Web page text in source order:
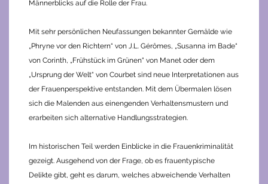
Männerblicks auf die Rolle der Frau.
Mit sehr persönlichen Neufassungen bekannter Gemälde wie
„Phryne vor den Richtern“ von J.L. Gérômes, „Susanna im Bade“
von Corinth, „Frühstück im Grünen“ von Manet oder dem
„Ursprung der Welt“ von Courbet sind neue Interpretationen aus
der Frauenperspektive entstanden. Mit dem Übermalen lösen
sich die Malenden aus einengenden Verhaltensmustern und
erarbeiten sich alternative Handlungsstrategien.
Im historischen Teil werden Einblicke in die Frauenkriminalität
gezeigt. Ausgehend von der Frage, ob es frauentypische
Delikte gibt, geht es darum, welches abweichende Verhalten